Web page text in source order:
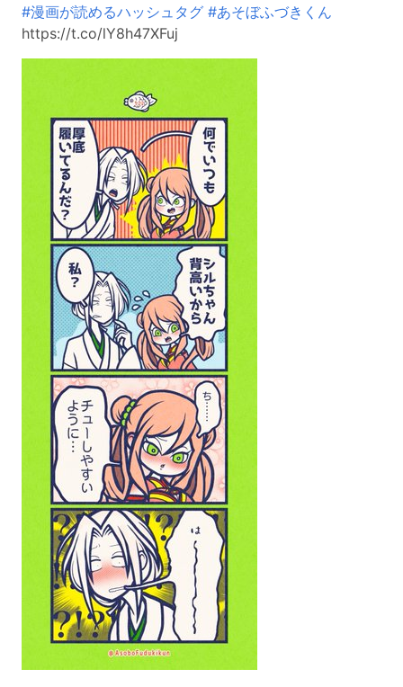
#漫画が読めるハッシュタグ #あそぼふづきくん
https://t.co/lY8h47XFuj